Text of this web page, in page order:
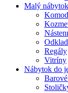
Malý nábytok
Regály
Vitríny
Nábytok do